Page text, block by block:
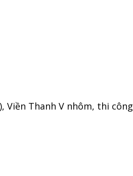
Viền Thanh V nhôm, thi công